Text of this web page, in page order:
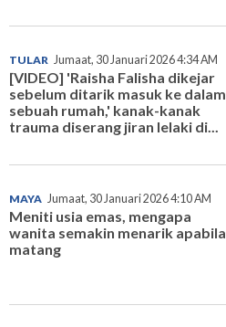
TULAR Jumaat, 30 Januari 2026 4:34 AM
[VIDEO] 'Raisha Falisha dikejar
sebelum ditarik masuk ke dalam
sebuah rumah,' kanak-kanak
trauma diserang jiran lelaki di...
MAYA Jumaat, 30 Januari 2026 4:10 AM
Meniti usia emas, mengapa
wanita semakin menarik apabila
matang